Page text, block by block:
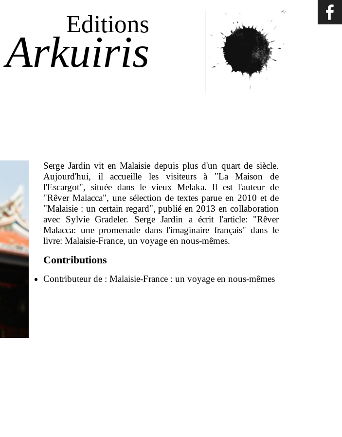
Editions
Arkuiris
Serge Jardin vit en Malaisie depuis plus d'un quart de siècle.
Aujourd'hui, il accueille les visiteurs à "La Maison de
l'Escargot", située dans le vieux Melaka. Il est l'auteur de
"Rêver Malacca", une sélection de textes parue en 2010 et de
"Malaisie : un certain regard", publié en 2013 en collaboration
avec Sylvie Gradeler. Serge Jardin a écrit l'article: "Rêver
Malacca: une promenade dans l'imaginaire français" dans le
livre: Malaisie-France, un voyage en nous-mêmes.
Contributions
Contributeur de : Malaisie-France : un voyage en nous-mêmes